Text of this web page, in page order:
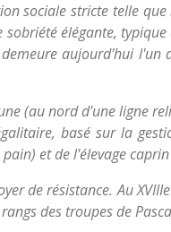
sociale stricte telle
élégante,
aujourd'hui
(au nord d'une ligne
basé sur la
et de l'élevage caprin
de résistance. Au
des troupes de